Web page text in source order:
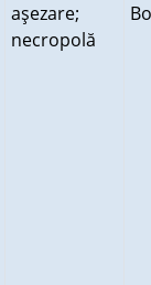
aşezare;
necropolă